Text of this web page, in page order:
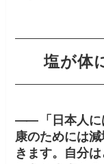
塩が体
――
「日本人
康のためには
きます。自分